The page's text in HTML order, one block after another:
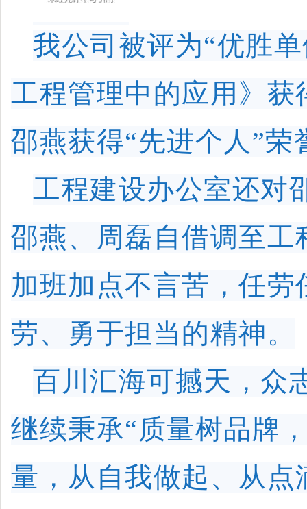
我公司被评为“优胜
工程管理中的应用》获
邵燕获得“先进个人 ”荣
工程建设办公室还对
邵燕、周磊自借调至
加班加点不言苦，任
劳、勇于担当的精神。
百川汇海可撼天，众
继续秉承“质量树品牌
量，从自我做起、从